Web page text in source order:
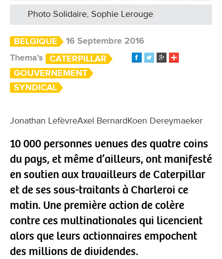
Photo Solidaire, Sophie Lerouge
BELGIQUE
16 Septembre 2016
Thema's
CATERPILLAR
GOUVERNEMENT
SYNDICAL
Jonathan LefèvreAxel BernardKoen Dereymaeker
10 000 personnes venues des quatre coins
du pays, et même d’ailleurs, ont manifesté
en soutien aux travailleurs de Caterpillar
et de ses sous-traitants à Charleroi ce
matin. Une première action de colère
contre ces multinationales qui licencient
alors que leurs actionnaires empochent
des millions de dividendes.